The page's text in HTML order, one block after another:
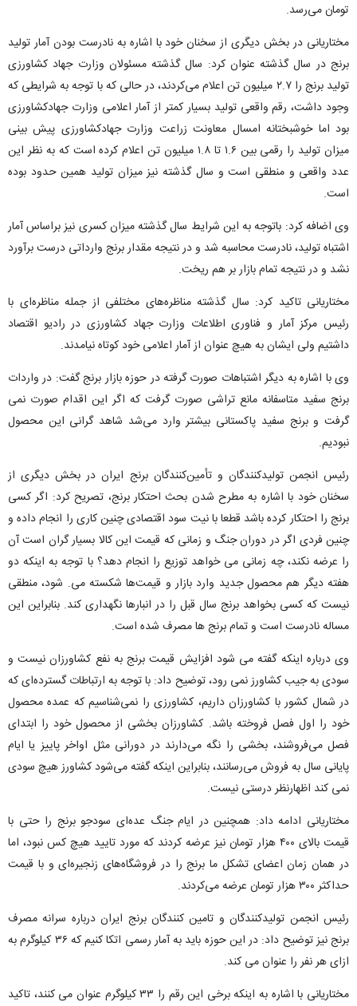
تومان می‌رسد.
مختاریانی در بخش دیگری از سخنان خود با اشاره به نادرست بودن آمار تولید
برنج در سال گذشته عنوان کرد: سال گذشته مسئولان وزارت جهاد کشاورزی
تولید برنج را ۲.۷ میلیون تن اعلام می‌کردند، در حالی که با توجه به شرایطی که
وجود داشت، رقم واقعی تولید بسیار کمتر از آمار اعلامی وزارت جهادکشاورزی
بود اما خوشبختانه امسال معاونت زراعت وزارت جهادکشاورزی پیش بینی
میزان تولید را رقمی بین ۱.۶ تا ۱.۸ میلیون تن اعلام کرده است که به نظر این
عدد واقعی و منطقی است و سال گذشته نیز میزان تولید همین حدود بوده
است.
وی اضافه کرد: باتوجه به این شرایط سال گذشته میزان کسری نیز براساس آمار
اشتباه تولید، نادرست محاسبه شد و در نتیجه مقدار برنج وارداتی درست برآورد
نشد و در نتیجه تمام بازار بر هم ریخت.
مختاریانی تاکید کرد: سال گذشته مناظره‌های مختلفی از جمله مناظره‌ای با
رئیس مرکز آمار و فناوری اطلاعات وزارت جهاد کشاورزی در رادیو اقتصاد
داشتیم ولی ایشان به هیچ عنوان از آمار اعلامی خود کوتاه نیامدند.
وی با اشاره به دیگر اشتباهات صورت گرفته در حوزه بازار برنج گفت: در واردات
برنج سفید متاسفانه مانع تراشی‌ صورت گرفت که اگر این اقدام صورت نمی
گرفت و برنج سفید پاکستانی بیشتر وارد می‌شد شاهد گرانی این محصول
نبودیم.
رئیس انجمن تولیدکنندگان و تأمین‌کنندگان برنج ایران در بخش دیگری از
سخنان خود با اشاره به مطرح شدن بحث احتکار برنج، تصریح کرد: اگر کسی
برنج را احتکار کرده باشد قطعا با نیت سود اقتصادی چنین کاری را انجام داده و
چنین فردی اگر در دوران جنگ و زمانی که قیمت این کالا بسیار گران است آن
را عرضه نکند، چه زمانی می خواهد توزیع را انجام دهد؟ با توجه به اینکه دو
هفته دیگر هم محصول جدید وارد بازار و قیمت‌ها شکسته می. شود، منطقی
نیست که کسی بخواهد برنج سال قبل را در انبارها نگهداری کند. بنابراین این
مساله نادرست است و تمام برنج ها مصرف شده است.
وی درباره اینکه گفته می شود افزایش قیمت برنج به نفع کشاورزان نیست و
سودی به جیب کشاورز نمی رود، توضیح‌ داد: با توجه به ارتباطات گسترده‌ای که
در شمال کشور با کشاورزان داریم، کشاورزی را نمی‌شناسیم که عمده محصول
خود را اول فصل فروخته باشد. کشاورزان بخشی از محصول خود را ابتدای
فصل می‌فروشند، بخشی را نگه می‌دارند در دورانی مثل اواخر پاییز یا ایام
پایانی سال به فروش می‌رسانند، بنابراین اینکه گفته می‌شود کشاورز هیچ سودی
نمی کند اظهارنظر درستی نیست.
مختاریانی ادامه داد: همچنین در ایام جنگ عده‌ای سودجو برنج را حتی با
قیمت بالای ۴۰۰ هزار تومان نیز عرضه کردند که مورد تایید هیچ کس نبود، اما
در همان زمان اعضای تشکل ما برنج را در فروشگاه‌های زنجیره‌ای و با قیمت
حداکثر ۳۰۰ هزار تومان عرضه می‌کردند.
رئیس انجمن تولیدکنندگان و تامین کنندگان برنج ایران درباره سرانه مصرف
برنج نیز توضیح داد: در این حوزه باید به آمار رسمی اتکا کنیم که ۳۶ کیلوگرم به
ازای هر نفر را عنوان می کند.
مختاریانی با اشاره به اینکه برخی این رقم را ۳۳ کیلوگرم عنوان می کنند، تاکید